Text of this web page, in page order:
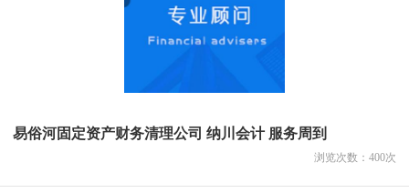
易俗河固定资产财务清理公司 纳川会计 服务周到
浏览次数： 400次